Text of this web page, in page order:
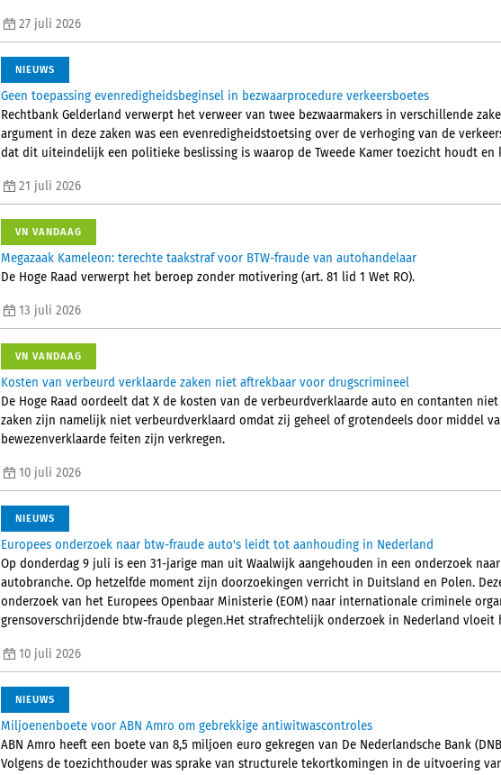
27 juli 2026
NIEUWS
Geen toepassing evenredigheidsbeginsel in bezwaarprocedure verkeersboetes
Rechtbank Gelderland verwerpt het verweer van twee bezwaarmakers in verschillende
argument in deze zaken was een evenredigheidstoetsing over de verhoging van de
dat dit uiteindelijk een politieke beslissing is waarop de Tweede Kamer toezicht houdt en
21 juli 2026
VN VANDAAG
Megazaak Kameleon: terechte taakstraf voor BTW-fraude van autohandelaar
De Hoge Raad verwerpt het beroep zonder motivering (art. 81 lid 1 Wet RO).
13 juli 2026
VN VANDAAG
Kosten van verbeurd verklaarde zaken niet aftrekbaar voor drugscrimineel
De Hoge Raad oordeelt dat X de kosten van de verbeurdverklaarde auto en contanten
zaken zijn namelijk niet verbeurdverklaard omdat zij geheel of grotendeels door middel
bewezenverklaarde feiten zijn verkregen.
10 juli 2026
NIEUWS
Europees onderzoek naar btw-fraude auto's leidt tot aanhouding in Nederland
Op donderdag 9 juli is een 31-jarige man uit Waalwijk aangehouden in een onderzoek
autobranche. Op hetzelfde moment zijn doorzoekingen verricht in Duitsland en Polen.
onderzoek van het Europees Openbaar Ministerie (EOM) naar internationale criminele
grensoverschrijdende btw-fraude plegen.Het strafrechtelijk onderzoek in Nederland
10 juli 2026
NIEUWS
Miljoenenboete voor ABN Amro om gebrekkige antiwitwascontroles
ABN Amro heeft een boete van 8,5 miljoen euro gekregen van De Nederlandsche Bank
Volgens de toezichthouder was sprake van structurele tekortkomingen in de uitvoering